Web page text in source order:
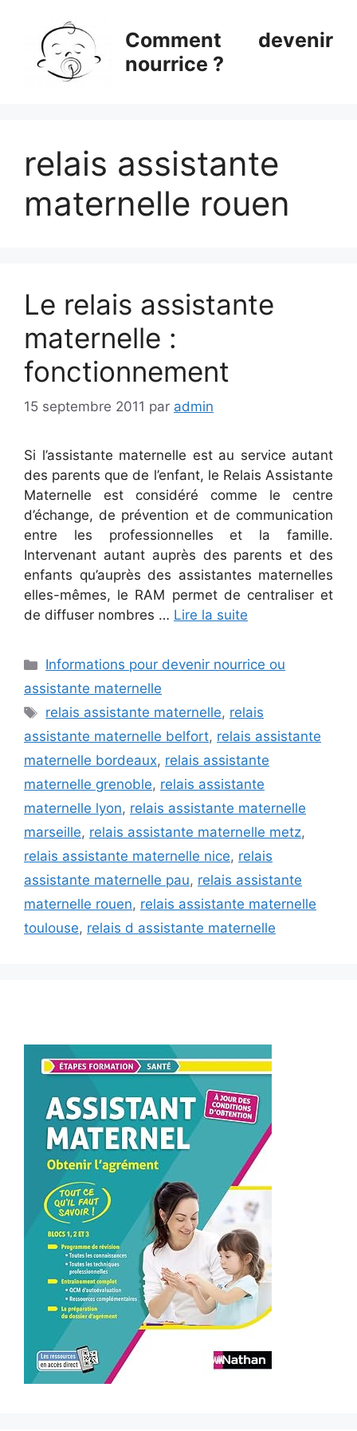
contenu
Comment devenir
nourrice ?
relais assistante
maternelle rouen
Le relais assistante
maternelle :
fonctionnement
15 septembre 2011 par admin
Si l’assistante maternelle est au service autant
des parents que de l’enfant, le Relais Assistante
Maternelle est considéré comme le centre
d’échange, de prévention et de communication
entre les professionnelles et la famille.
Intervenant autant auprès des parents et des
enfants qu’auprès des assistantes maternelles
elles-mêmes, le RAM permet de centraliser et
de diffuser nombres … Lire la suite
Catégories
Informations pour devenir nourrice ou
assistante maternelle
Étiquettes
relais assistante maternelle, relais
assistante maternelle belfort, relais assistante
maternelle bordeaux, relais assistante
maternelle grenoble, relais assistante
maternelle lyon, relais assistante maternelle
marseille, relais assistante maternelle metz,
relais assistante maternelle nice, relais
assistante maternelle pau, relais assistante
maternelle rouen, relais assistante maternelle
toulouse, relais d assistante maternelle